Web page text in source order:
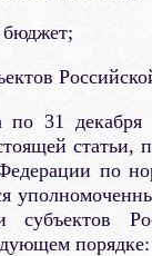
31 декабря
статьи,
по
субъектов
порядке: